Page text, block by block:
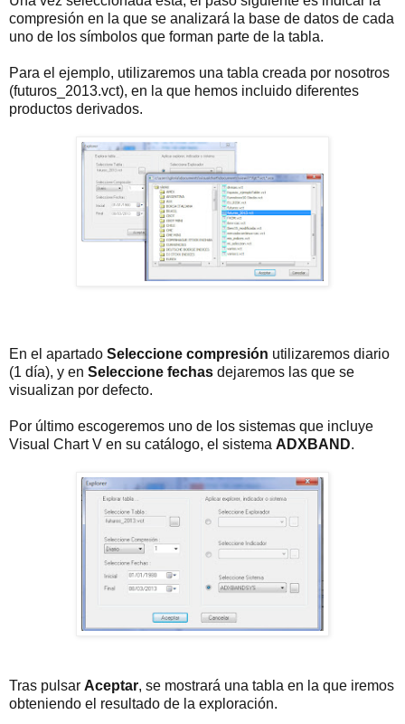
compresión en la que se analizará la base de datos de cada
uno de los símbolos que forman parte de la tabla.
Para el ejemplo, utilizaremos una tabla creada por nosotros
(futuros_2013.vct), en la que hemos incluido diferentes
productos derivados.
En el apartado Seleccione compresión utilizaremos diario
(1 día), y en Seleccione fechas dejaremos las que se
visualizan por defecto.
Por último escogeremos uno de los sistemas que incluye
Visual Chart V en su catálogo, el sistema ADXBAND.
Tras pulsar Aceptar, se mostrará una tabla en la que iremos
obteniendo el resultado de la exploración.